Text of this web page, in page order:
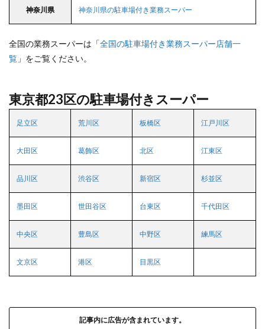
神奈川県 神奈川県の駐車場付き業務スーパー
全国の業務スーパーは「全国の駐車場付き業務スーパー店舗一
覧 」をご覧ください。
東京都23区の駐車場付きスーパー
足立区 荒川区 板橋区 江戸川区
大田区 葛飾区 北区 江東区
品川区 渋谷区 新宿区 杉並区
墨田区 世田谷区 台東区 千代田区
中央区 豊島区 中野区 練馬区
文京区 港区 目黒区
記事内に広告が含まれています。